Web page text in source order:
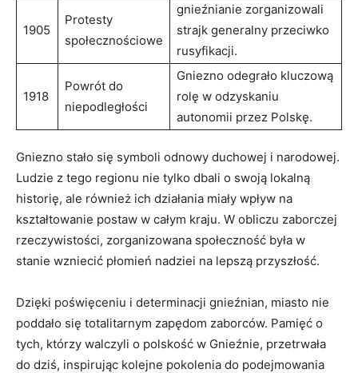
1905
Protesty
społecznościowe
gnieźnianie zorganizowali
strajk generalny przeciwko
rusyfikacji.
1918
Powrót do
niepodległości
Gniezno odegrało kluczową
rolę w odzyskaniu
autonomii przez Polskę.
Gniezno stało się symboli odnowy duchowej i narodowej.
Ludzie z tego regionu nie tylko dbali o swoją lokalną
historię, ale również ich działania miały wpływ na
kształtowanie postaw w całym kraju. W obliczu zaborczej
rzeczywistości, zorganizowana społeczność była w
stanie wzniecić płomień nadziei na lepszą przyszłość.
Dzięki poświęceniu i determinacji gnieźnian, miasto nie
poddało się totalitarnym zapędom zaborców. Pamięć o
tych, którzy walczyli o polskość w Gnieźnie, przetrwała
do dziś, inspirując kolejne pokolenia do podejmowania